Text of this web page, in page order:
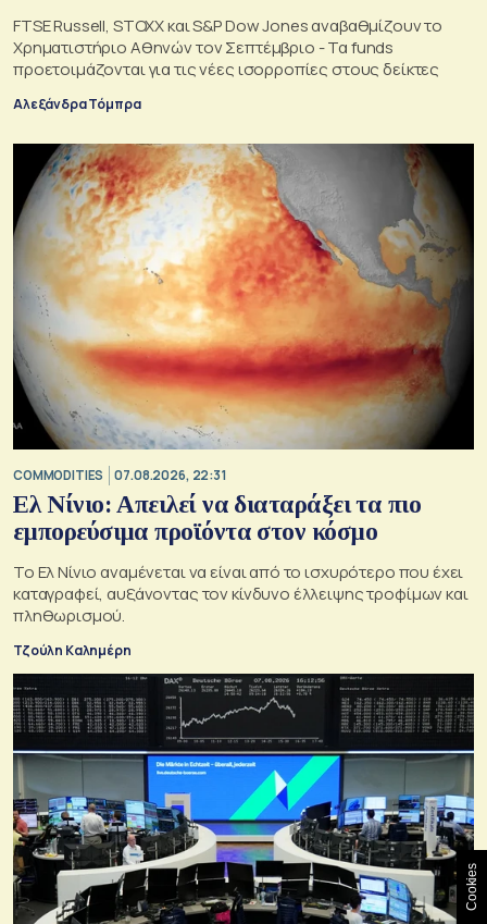
FTSE Russell, STOXX και S&P Dow Jones αναβαθμίζουν το
Χρηματιστήριο Αθηνών τον Σεπτέμβριο - Τα funds
προετοιμάζονται για τις νέες ισορροπίες στους δείκτες
Αλεξάνδρα Τόμπρα
COMMODITIES 07.08.2026, 22:31
Ελ Νίνιο: Απειλεί να διαταράξει τα πιο
εμπορεύσιμα προϊόντα στον κόσμο
Το Ελ Νίνιο αναμένεται να είναι από το ισχυρότερο που έχει
καταγραφεί, αυξάνοντας τον κίνδυνο έλλειψης τροφίμων και
πληθωρισμού.
Τζούλη Καλημέρη
Cookies